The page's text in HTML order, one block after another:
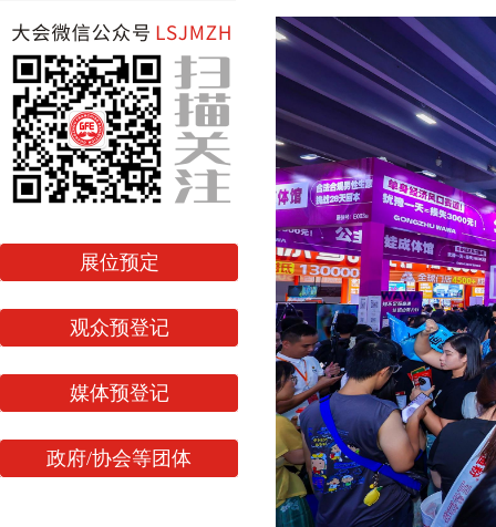
展位预定
观众预登记
媒体预登记
政府/协会等团体